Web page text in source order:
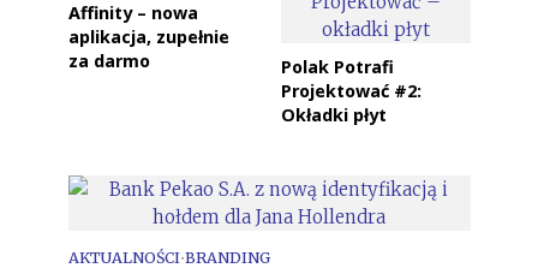
Affinity – nowa
aplikacja, zupełnie
za darmo
Polak Potrafi
Projektować #2:
Okładki płyt
AKTUALNOŚCI•BRANDING